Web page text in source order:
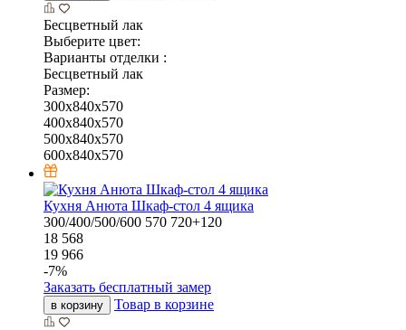
Бесцветный лак
Выберите цвет:
Варианты отделки :
Бесцветный лак
Размер:
300x840x570
400x840x570
500x840x570
600x840x570
Кухня Анюта Шкаф-стол 4 ящика
300/400/500/600 570 720+120
18 568
19 966
-7%
Заказать бесплатный замер
в корзину Товар в корзине